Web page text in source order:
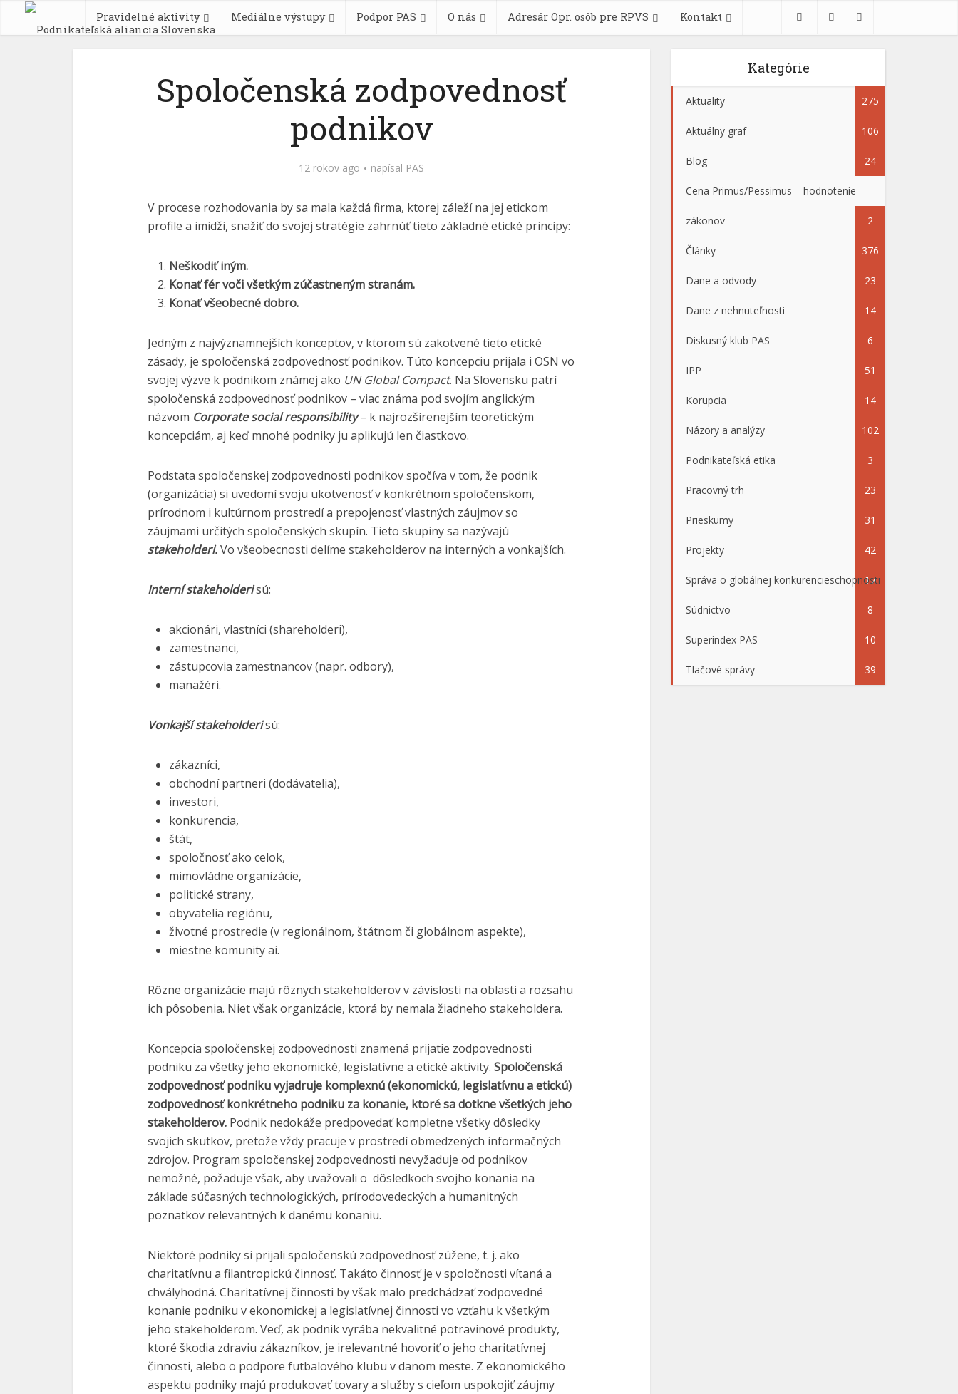
Pravidelné aktivity Mediálne výstupy Podpor PAS O nás Adresár Opr. osôb pre RPVS Kontakt
Spoločenská zodpovednosť
podnikov
12 rokov ago napísal PAS
V procese rozhodovania by sa mala každá firma, ktorej záleží na jej etickom
profile a imidži, snažiť do svojej stratégie zahrnúť tieto základné etické princípy:
Neškodiť iným.
Konať fér voči všetkým zúčastneným stranám.
Konať všeobecné dobro.
Jedným z najvýznamnejších konceptov, v ktorom sú zakotvené tieto etické
zásady, je spoločenská zodpovednosť podnikov. Túto koncepciu prijala i OSN vo
svojej výzve k podnikom známej ako UN Global Compact. Na Slovensku patrí
spoločenská zodpovednosť podnikov – viac známa pod svojím anglickým
názvom Corporate social responsibility– k najrozšírenejším teoretickým
koncepciám, aj keď mnohé podniky ju aplikujú len čiastkovo.
Podstata spoločenskej zodpovednosti podnikov spočíva v tom, že podnik
(organizácia) si uvedomí svoju ukotvenosť v konkrétnom spoločenskom,
prírodnom i kultúrnom prostredí a prepojenosť vlastných záujmov so
záujmami určitých spoločenských skupín. Tieto skupiny sa nazývajú
stakeholderi.Vo všeobecnosti delíme stakeholderov na interných a vonkajších.
Interní stakeholderisú:
akcionári, vlastníci (shareholderi),
zamestnanci,
zástupcovia zamestnancov (napr. odbory),
manažéri.
Vonkajší stakeholderisú:
zákazníci,
obchodní partneri (dodávatelia),
investori,
konkurencia,
štát,
spoločnosť ako celok,
mimovládne organizácie,
politické strany,
obyvatelia regiónu,
životné prostredie (v regionálnom, štátnom či globálnom aspekte),
miestne komunity ai.
Rôzne organizácie majú rôznych stakeholderov v závislosti na oblasti a rozsahu
ich pôsobenia. Niet však organizácie, ktorá by nemala žiadneho stakeholdera.
Koncepcia spoločenskej zodpovednosti znamená prijatie zodpovednosti
podniku za všetky jeho ekonomické, legislatívne a etické aktivity. Spoločenská
zodpovednosť podniku vyjadruje komplexnú (ekonomickú, legislatívnu a etickú)
zodpovednosť konkrétneho podniku za konanie, ktoré sa dotkne všetkých jeho
stakeholderov. Podnik nedokáže predpovedať kompletne všetky dôsledky
svojich skutkov, pretože vždy pracuje v prostredí obmedzených informačných
zdrojov. Program spoločenskej zodpovednosti nevyžaduje od podnikov
nemožné, požaduje však, aby uvažovali o dôsledkoch svojho konania na
základe súčasných technologických, prírodovedeckých a humanitných
poznatkov relevantných k danému konaniu.
Niektoré podniky si prijali spoločenskú zodpovednosť zúžene, t. j. ako
charitatívnu a filantropickú činnosť. Takáto činnosť je v spoločnosti vítaná a
chvályhodná. Charitatívnej činnosti by však malo predchádzať zodpovedné
konanie podniku v ekonomickej a legislatívnej činnosti vo vzťahu k všetkým
jeho stakeholderom. Veď, ak podnik vyrába nekvalitné potravinové produkty,
ktoré škodia zdraviu zákazníkov, je irelevantné hovoriť o jeho charitatívnej
činnosti, alebo o podpore futbalového klubu v danom meste. Z ekonomického
aspektu podniky majú produkovať tovary a služby s cieľom uspokojiť záujmy
Kategórie
Aktuality 275
Aktuálny graf 106
Blog 24
Cena Primus/Pessimus – hodnotenie
zákonov 2
Články 376
Dane a odvody 23
Dane z nehnuteľnosti 14
Diskusný klub PAS 6
IPP 51
Korupcia 14
Názory a analýzy 102
Podnikateľská etika 3
Pracovný trh 23
Prieskumy 31
Projekty 42
Správa o globálnej konkurencieschopnosti
17
Súdnictvo 8
Superindex PAS 10
Tlačové správy 39